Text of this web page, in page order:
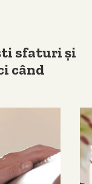
sfaturi și
când